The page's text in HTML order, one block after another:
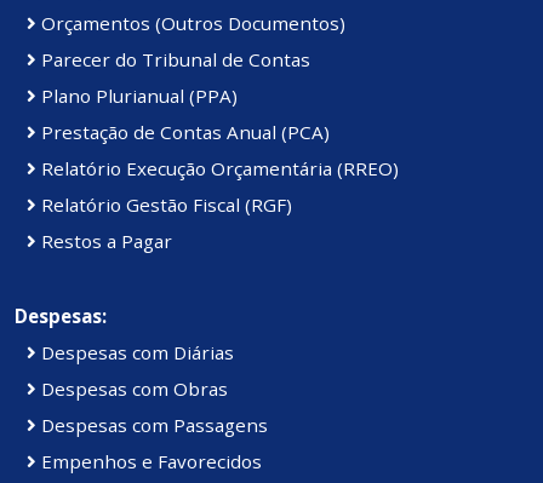
Orçamentos (Outros Documentos)
Parecer do Tribunal de Contas
Plano Plurianual (PPA)
Prestação de Contas Anual (PCA)
Relatório Execução Orçamentária (RREO)
Relatório Gestão Fiscal (RGF)
Restos a Pagar
Despesas:
Despesas com Diárias
Despesas com Obras
Despesas com Passagens
Empenhos e Favorecidos